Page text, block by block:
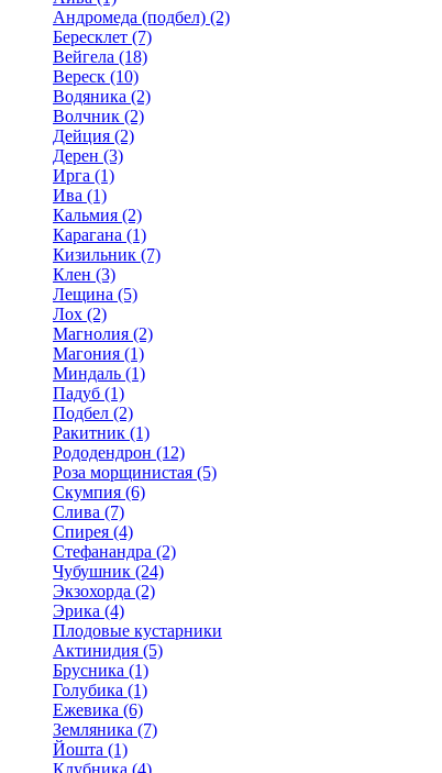
Андромеда (подбел) (2)
Бересклет (7)
Вейгела (18)
Вереск (10)
Водяника (2)
Волчник (2)
Дейция (2)
Дерен (3)
Ирга (1)
Ива (1)
Кальмия (2)
Карагана (1)
Кизильник (7)
Клен (3)
Лещина (5)
Лох (2)
Магнолия (2)
Магония (1)
Миндаль (1)
Падуб (1)
Подбел (2)
Ракитник (1)
Рододендрон (12)
Роза морщинистая (5)
Скумпия (6)
Слива (7)
Спирея (4)
Стефанандра (2)
Чубушник (24)
Экзохорда (2)
Эрика (4)
Плодовые кустарники
Актинидия (5)
Брусника (1)
Голубика (1)
Ежевика (6)
Земляника (7)
Йошта (1)
Клубника (4)